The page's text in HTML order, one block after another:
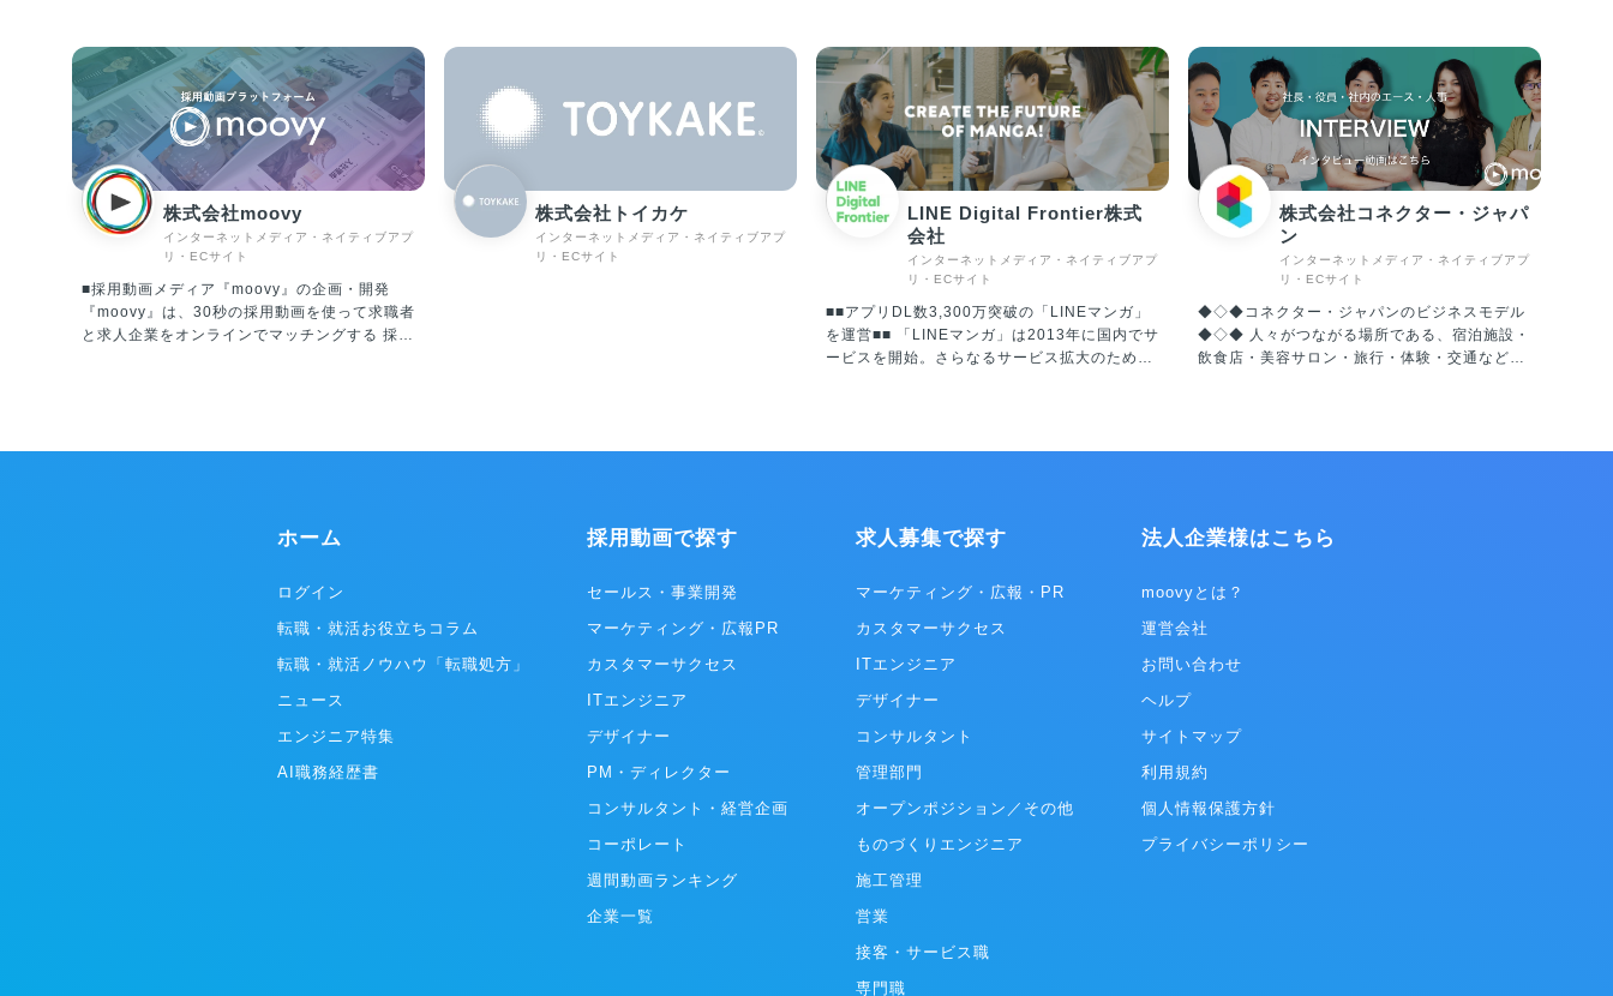
株式会社moovy
インターネットメディア・ネイティブアプ
リ・ECサイト
■採用動画メディア『moovy』の企画・開発
『moovy』は、30秒の採用動画を使って求職者
と求人企業をオンラインでマッチングする 採用
業は文章だけでは表現しきれなかった採用情報
株式会社トイカケ
インターネットメディア・ネイティブアプ
リ・ECサイト
LINE Digital Frontier株式
会社
インターネットメディア・ネイティブアプ
リ・ECサイト
■■アプリDL数3,300万突破の「LINEマンガ」
を運営■■ 「LINEマンガ」は2013年に国内でサ
ービスを開始。さらなるサービス拡大のため、
Inc.の100％子会社となり、現在は“WEBTOON
誰もが使う「国民的サービス」を目指し、エン
あり続けます。 ※WEBTOON Worldwide
ビス展開する、電子コミックを中心としたプラ
ットフォームの連合体。代表的なプラットフォ
Frontier株式会社）、「WEBTOON」（北中南
「NAVER WEBTOON」（韓国/NAVER
WEBTOON Ltd.）、「LINE WEBTOON」（東
た月間利用者数（MAU）は8,200万、累計ダウ
ンロード数は2億超、ひと月の流通額は100億
誇ります。
株式会社コネクター・ジャパ
ン
インターネットメディア・ネイティブアプ
リ・ECサイト
◆◇◆コネクター・ジャパンのビジネスモデル
◆◇◆ 人々がつながる場所である、宿泊施設・
飲食店・美容サロン・旅行・体験・交通など、
れがコネクター・ジャパンが創業より大切にし
らず、さらに重要性は高まっていると言えま
がらも、心が揺さぶられるリアルな現場をしっ
歩むお手伝いをする、これを世界規模で実現す
ることが我々のビジョンです。 ◎ホテルマーケ
ティング事業 ホテルマーケティング事業は、ホ
ント）の運用代行や、自社HP（ホームペー
ジ）の作成、PMSやGDSなどの選定アドバイ
を行っています。 ホテルや旅館、ゲストハウス
など約300施設の契約実績があります。また多
ホーム
ログイン
転職・就活お役立ちコラム
転職・就活ノウハウ「転職処方」
ニュース
エンジニア特集
AI職務経歴書
採用動画で探す
セールス・事業開発
マーケティング・広報PR
カスタマーサクセス
ITエンジニア
デザイナー
PM・ディレクター
コンサルタント・経営企画
コーポレート
週間動画ランキング
企業一覧
求人募集で探す
マーケティング・広報・PR
カスタマーサクセス
ITエンジニア
デザイナー
コンサルタント
管理部門
オープンポジション／その他
ものづくりエンジニア
施工管理
営業
接客・サービス職
専門職
法人企業様はこちら
moovyとは？
運営会社
お問い合わせ
ヘルプ
サイトマップ
利用規約
個人情報保護方針
プライバシーポリシー